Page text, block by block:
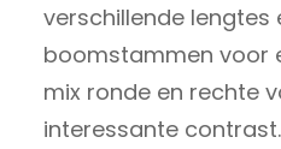
verschillende lengtes
boomstammen voor
mix ronde en rechte
interessante